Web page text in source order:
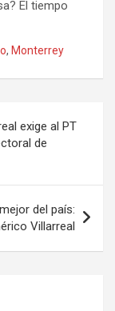
El tiempo
, Monterrey
exige al PT
de
del país:
Villarreal